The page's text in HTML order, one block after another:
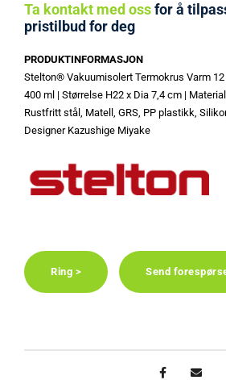
Ta kontakt med ossfor å
pristilbud for deg
PRODUKTINFORMASJON
Stelton® Vakuumisolert Termokrus Varm
400 ml | Størrelse H22 x Dia 7,4 cm |
Rustfritt stål, Matell, GRS, PP plastikk,
Designer Kazushige Miyake
Ring > Send